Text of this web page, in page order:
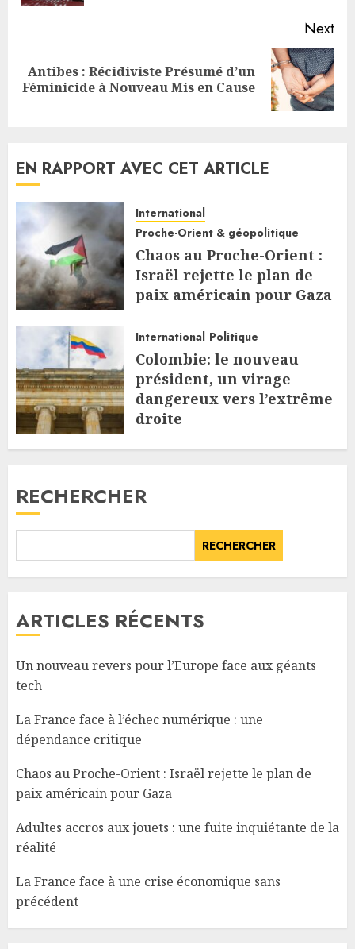
Next
Next
post:
Antibes : Récidiviste Présumé d’un
Féminicide à Nouveau Mis en Cause
EN RAPPORT AVEC CET ARTICLE
International
Proche-Orient & géopolitique
Chaos au Proche-Orient :
Israël rejette le plan de
paix américain pour Gaza
International Politique
Colombie: le nouveau
président, un virage
dangereux vers l’extrême
droite
RECHERCHER
RECHERCHER
ARTICLES RÉCENTS
Un nouveau revers pour l’Europe face aux géants
tech
La France face à l’échec numérique : une
dépendance critique
Chaos au Proche-Orient : Israël rejette le plan de
paix américain pour Gaza
Adultes accros aux jouets : une fuite inquiétante de la
réalité
La France face à une crise économique sans
précédent